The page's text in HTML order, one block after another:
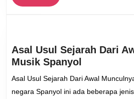
More
Asal Usul Sejarah Dari
Musik Spanyol
Usul
Asal Usul Sejarah Dari Awal
negara Spanyol ini ada beberapa